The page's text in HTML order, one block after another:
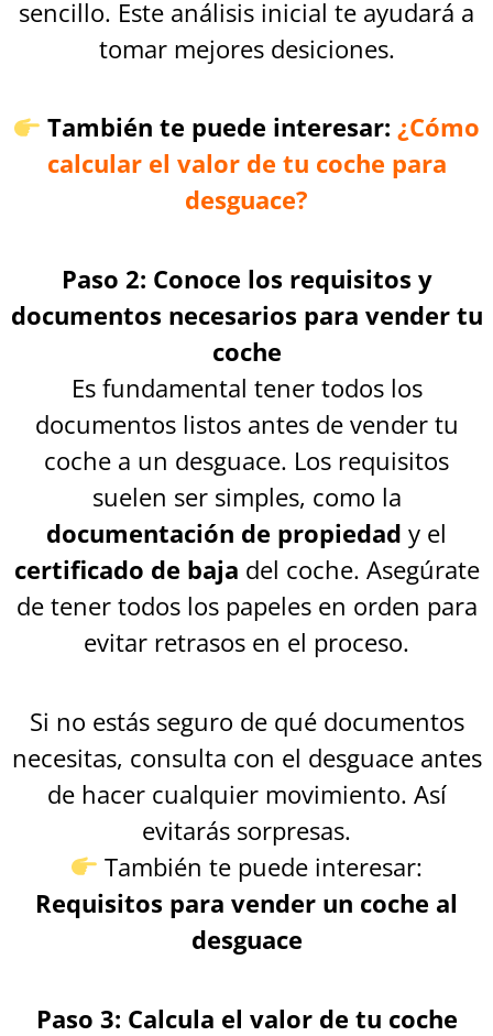
sencillo. Este análisis inicial te ayudará a
tomar mejores desiciones.
También te puede interesar:¿Cómo
calcular el valor de tu coche para
desguace?
Paso 2: Conoce los requisitos y
documentos necesarios para vender tu
coche
Es fundamental tener todos los
documentos listos antes de vender tu
coche a un desguace. Los requisitos
suelen ser simples, como la
documentación de propiedad y el
certificado de baja del coche. Asegúrate
de tener todos los papeles en orden para
evitar retrasos en el proceso.
Si no estás seguro de qué documentos
necesitas, consulta con el desguace antes
de hacer cualquier movimiento. Así
evitarás sorpresas.
También te puede interesar:
Requisitos para vender un coche al
desguace
Paso 3: Calcula el valor de tu coche